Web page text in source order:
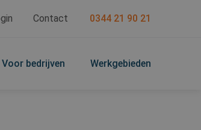
Contact 0344 21 90 21
Voor bedrijven Werkgebieden